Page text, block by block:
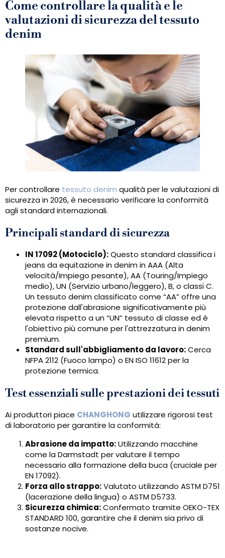
Come controllare la qualità e le
valutazioni di sicurezza del tessuto
denim
Per controllare tessuto denim qualità per le valutazioni di
sicurezza in 2026, è necessario verificare la conformità
agli standard internazionali.
Principali standard di sicurezza
IN 17092 (Motociclo):Questo standard classifica i
jeans da equitazione in denim in AAA (Alta
velocità/Impiego pesante), AA (Touring/Impiego
medio), UN (Servizio urbano/leggero), B, o classi C.
Un tessuto denim classificato come “AA” offre una
protezione dall'abrasione significativamente più
elevata rispetto a un “UN” tessuto di classe ed è
l'obiettivo più comune per l'attrezzatura in denim
premium.
Standard sull'abbigliamento da lavoro:Cerca
NFPA 2112 (Fuoco lampo) o EN ISO 11612 per la
protezione termica.
Test essenziali sulle prestazioni dei tessuti
Ai produttori piace CHANGHONG utilizzare rigorosi test
di laboratorio per garantire la conformità:
Abrasione da impatto:Utilizzando macchine
come la Darmstadt per valutare il tempo
necessario alla formazione della buca (cruciale per
EN 17092).
Forza allo strappo:Valutato utilizzando ASTM D751
(lacerazione della lingua) o ASTM D5733.
Sicurezza chimica:Confermato tramite OEKO-TEX
STANDARD 100, garantire che il denim sia privo di
sostanze nocive.